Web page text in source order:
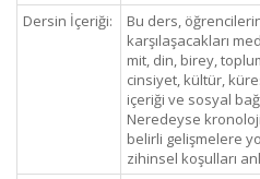
Dersin İçeriği:
Bu ders,
karşılaşacakları
mit, din, birey,
cinsiyet, kültür,
içeriği ve sosyal
Neredeyse
belirli gelişmelere
zihinsel koşulları